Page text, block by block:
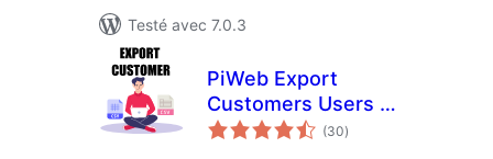
Testé avec 7.0.3
PiWeb Export
Customers Users &
Guest customer to
(30notes
en
)